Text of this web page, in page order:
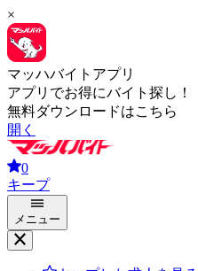
×
マッハバイトアプリ
アプリでお得にバイト探し！
無料ダウンロードはこちら
開く
0
キープ
メニュー